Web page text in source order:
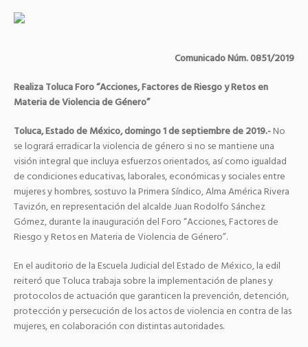
Comunicado Núm. 0851/2019
Realiza Toluca Foro “Acciones, Factores de Riesgo y Retos en
Materia de Violencia de Género”
Toluca, Estado de México, domingo 1 de septiembre de 2019.-No
se logrará erradicar la violencia de género si no se mantiene una
visión integral que incluya esfuerzos orientados, así como igualdad
de condiciones educativas, laborales, económicas y sociales entre
mujeres y hombres, sostuvo la Primera Síndico, Alma América Rivera
Tavizón, en representación del alcalde Juan Rodolfo Sánchez
Gómez, durante la inauguración del Foro “Acciones, Factores de
Riesgo y Retos en Materia de Violencia de Género”.
En el auditorio de la Escuela Judicial del Estado de México, la edil
reiteró que Toluca trabaja sobre la implementación de planes y
protocolos de actuación que garanticen la prevención, detención,
protección y persecución de los actos de violencia en contra de las
mujeres, en colaboración con distintas autoridades.